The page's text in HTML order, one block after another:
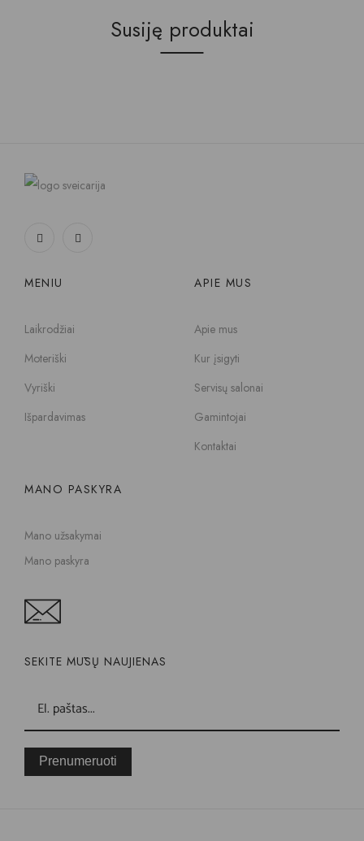
Susiję produktai
MENIU
Laikrodžiai
Moteriški
Vyriški
Išpardavimas
APIE MUS
Apie mus
Kur įsigyti
Servisų salonai
Gamintojai
Kontaktai
MANO PASKYRA
Mano užsakymai
Mano paskyra
SEKITE MŪSŲ NAUJIENAS
Prenumeruoti